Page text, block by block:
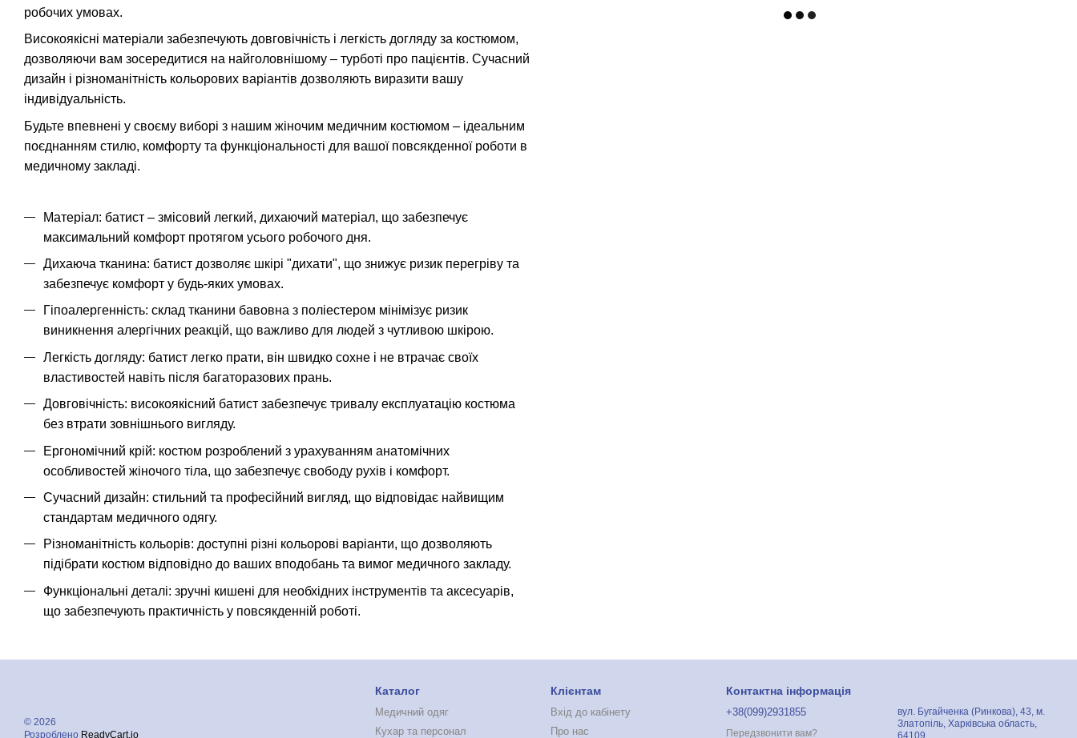
робочих умовах.
Високоякісні матеріали забезпечують довговічність і легкість догляду за костюмом,
дозволяючи вам зосередитися на найголовнішому – турботі про пацієнтів. Сучасний
дизайн і різноманітність кольорових варіантів дозволяють виразити вашу
індивідуальність.
Будьте впевнені у своєму виборі з нашим жіночим медичним костюмом – ідеальним
поєднанням стилю, комфорту та функціональності для вашої повсякденної роботи в
медичному закладі.
Матеріал: батист – змісовий легкий, дихаючий матеріал, що забезпечує
максимальний комфорт протягом усього робочого дня.
Дихаюча тканина: батист дозволяє шкірі "дихати", що знижує ризик перегріву та
забезпечує комфорт у будь-яких умовах.
Гіпоалергенність: склад тканини бавовна з поліестером мінімізує ризик
виникнення алергічних реакцій, що важливо для людей з чутливою шкірою.
Легкість догляду: батист легко прати, він швидко сохне і не втрачає своїх
властивостей навіть після багаторазових прань.
Довговічність: високоякісний батист забезпечує тривалу експлуатацію костюма
без втрати зовнішнього вигляду.
Ергономічний крій: костюм розроблений з урахуванням анатомічних
особливостей жіночого тіла, що забезпечує свободу рухів і комфорт.
Сучасний дизайн: стильний та професійний вигляд, що відповідає найвищим
стандартам медичного одягу.
Різноманітність кольорів: доступні різні кольорові варіанти, що дозволяють
підібрати костюм відповідно до ваших вподобань та вимог медичного закладу.
Функціональні деталі: зручні кишені для необхідних інструментів та аксесуарів,
що забезпечують практичність у повсякденній роботі.
© 2026
Розроблено ReadyCart.io
Каталог
Медичний одяг
Кухар та персонал
Клієнтам
Вхід до кабінету
Про нас
Контактна інформація
+38(099)2931855
Передзвонити вам?
вул. Бугайченка (Ринкова), 43, м.
Златопіль, Харківська область,
64109